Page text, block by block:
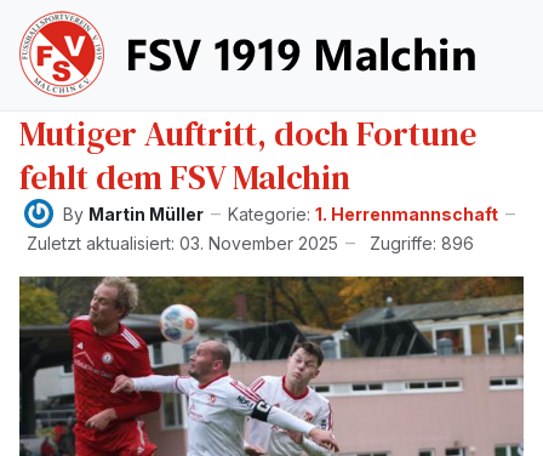
Mutiger Auftritt, doch Fortune
fehlt dem FSV Malchin
By Martin Müller Kategorie: 1. Herrenmannschaft
Zuletzt aktualisiert: 03. November 2025
Zugriffe: 896